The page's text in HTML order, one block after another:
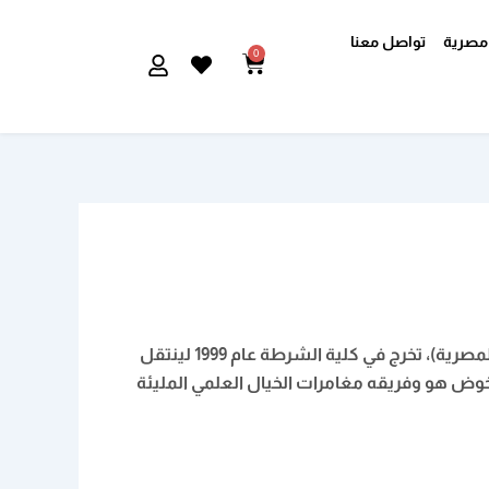
مصرية تواصل معنا
0
Cart
البطل الرئيسي في سلسلة (ملف المستقبل) وقائد فريق (المخابرات العلمية المصرية)، تخرج في كلية الشرطة عام 1999 لينتقل
هو وفريقه مغامرات الخيال العلمي المليئة